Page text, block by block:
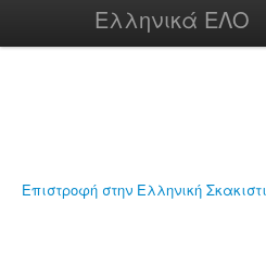
Ελληνικά ΕΛΟ
Επιστροφή στην Ελληνική